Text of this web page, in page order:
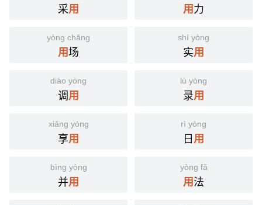
采用 用力
yòng chǎng
用场
shí yòng
实用
diào yòng
调用
lù yòng
录用
xiǎng yòng
享用
rì yòng
日用
bìng yòng
并用
yòng fǎ
用法